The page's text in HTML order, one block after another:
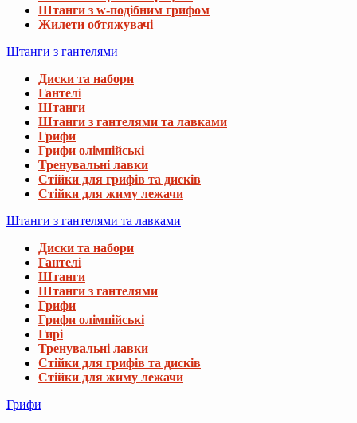
Штанги з w-подібним грифом
Жилети обтяжувачі
Штанги з гантелями
Диски та набори
Гантелі
Штанги
Штанги з гантелями та лавками
Грифи
Грифи олімпійські
Тренувальні лавки
Стійки для грифів та дисків
Стійки для жиму лежачи
Штанги з гантелями та лавками
Диски та набори
Гантелі
Штанги
Штанги з гантелями
Грифи
Грифи олімпійські
Гирі
Тренувальні лавки
Стійки для грифів та дисків
Стійки для жиму лежачи
Грифи